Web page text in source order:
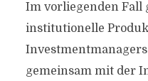
Im vorliegenden Fall
institutionelle
Investmentmanagers
gemeinsam mit der